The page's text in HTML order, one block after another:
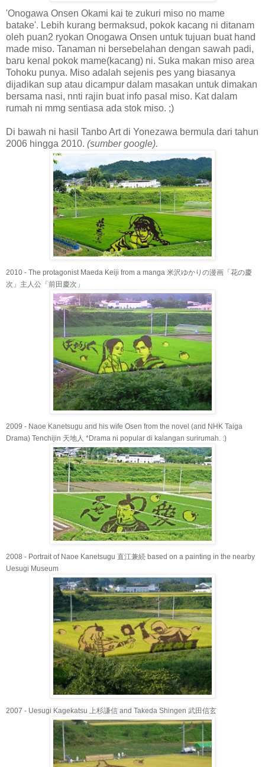
'Onogawa Onsen Okami kai te zukuri miso no mame
batake'. Lebih kurang bermaksud, pokok kacang ni ditanam
oleh puan2 ryokan Onogawa Onsen untuk tujuan buat hand
made miso. Tanaman ni bersebelahan dengan sawah padi,
baru kenal pokok mame(kacang) ni. Suka makan miso area
Tohoku punya. Miso adalah sejenis pes yang biasanya
dijadikan sup atau dicampur dalam masakan untuk dimakan
bersama nasi, nnti rajin buat info pasal miso. Kat dalam
rumah ni mmg sentiasa ada stok miso. ;)
Di bawah ni hasil Tanbo Art di Yonezawa bermula dari tahun
2006 hingga 2010. (sumber google).
2010 - The protagonist Maeda Keiji from a manga 米沢ゆかりの漫画「花の慶
次」主人公「前田慶次」
2009 - Naoe Kanetsugu and his wife Osen from the novel (and NHK Taiga
Drama) Tenchijin 天地人 *Drama ni popular di kalangan surirumah. :)
2008 - Portrait of Naoe Kanetsugu 直江兼続 based on a painting in the nearby
Uesugi Museum
2007 - Uesugi Kagekatsu 上杉謙信 and Takeda Shingen 武田信玄